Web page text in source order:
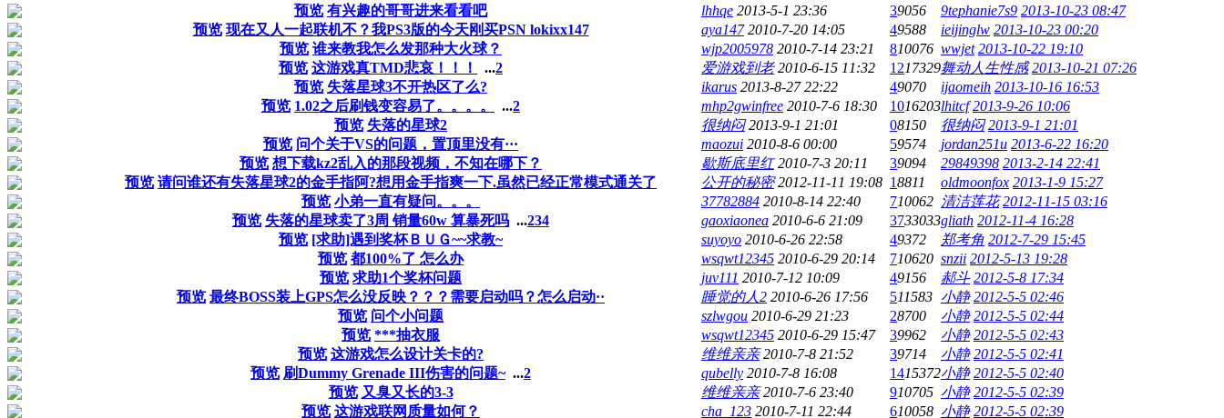
预览 有兴趣的哥哥进来看看吧 lhhqe 2013-5-1 23:36 39056 9tephanie7s9 2013-10-23 08:47
预览 现在又人一起联机不？我PS3版的今天刚买PSN lokixx147 aya147 2010-7-20 14:05 49588 ieijinglw 2013-10-23 00:20
预览 谁来教我怎么发那种大火球？ wjp2005978 2010-7-14 23:21 810076 wwjet 2013-10-22 19:10
预览 这游戏真TMD悲哀！！！ ...2 爱游戏到老 2010-6-15 11:32 1217329舞动人生性感 2013-10-21 07:26
预览 失落星球3不开热区了么? ikarus 2013-8-27 22:22 49070 ijaomeih 2013-10-16 16:53
预览 1.02之后刷钱变容易了。。。。 ...2 mhp2gwinfree 2010-7-6 18:30 1016203lhitcf 2013-9-26 10:06
预览 失落的星球2 很纳闷 2013-9-1 21:01 08150 很纳闷 2013-9-1 21:01
预览 问个关于VS的问题，置顶里没有··· maozui 2010-8-6 00:00 59574 jordan251u 2013-6-22 16:20
预览 想下载kz2乱入的那段视频，不知在哪下？ 歇斯底里红 2010-7-3 20:11 39094 29849398 2013-2-14 22:41
预览 请问谁还有失落星球2的金手指阿?想用金手指爽一下.虽然已经正常模式通关了 公开的秘密 2012-11-11 19:08 18811 oldmoonfox 2013-1-9 15:27
预览 小弟一直有疑问。。。 37782884 2010-8-14 22:40 710062 清洁莲花 2012-11-15 03:16
预览 失落的星球卖了3周 销量60w 算暴死吗 ...234 gaoxiaonea 2010-6-6 21:09 3733033gliath 2012-11-4 16:28
预览 [求助]遇到奖杯ＢＵＧ~~求教~ suyoyo 2010-6-26 22:58 49372 郑考角 2012-7-29 15:45
预览 都100%了 怎么办 wsqwt12345 2010-6-29 20:14 710620 snzii 2012-5-13 19:28
预览 求助1个奖杯问题 juv111 2010-7-12 10:09 49156 郝斗 2012-5-8 17:34
预览 最终BOSS装上GPS怎么没反映？？？需要启动吗？怎么启动·· 睡觉的人2 2010-6-26 17:56 511583 小静 2012-5-5 02:46
预览 问个小问题 szlwgou 2010-6-29 21:23 28700 小静 2012-5-5 02:44
预览 ***抽衣服 wsqwt12345 2010-6-29 15:47 39962 小静 2012-5-5 02:43
预览 这游戏怎么设计关卡的? 维维亲亲 2010-7-8 21:52 39714 小静 2012-5-5 02:41
预览 刷Dummy Grenade III伤害的问题~ ...2 qubelly 2010-7-8 16:08 1415372小静 2012-5-5 02:40
预览 又臭又长的3-3 维维亲亲 2010-7-6 23:40 910705 小静 2012-5-5 02:39
预览 这游戏联网质量如何？ cha_123 2010-7-11 22:44 610058 小静 2012-5-5 02:39